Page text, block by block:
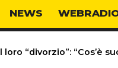
NEWS
“divorzio”: “Cos’è